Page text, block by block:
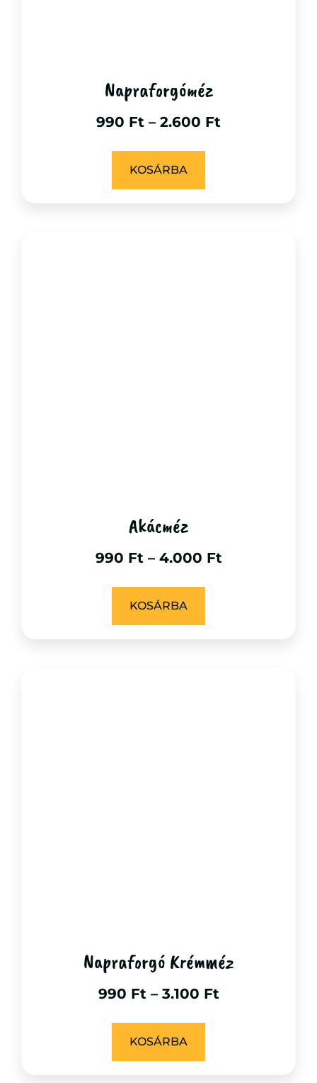
Napraforgóméz
990 Ft – 2.600 Ft
KOSÁRBA
Akácméz
990 Ft – 4.000 Ft
KOSÁRBA
Napraforgó Krémméz
990 Ft – 3.100 Ft
KOSÁRBA